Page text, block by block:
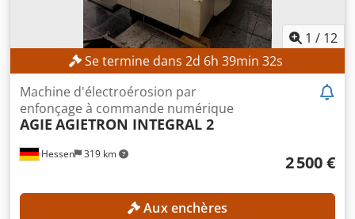
1 / 12
Se termine dans 2d 6h 39min 30s
Hessen 319 km
Machine d'électroérosion par
enfonçage à commande numérique
AGIE AGIETRON INTEGRAL 2
2 500 €
Aux enchères